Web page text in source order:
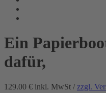
Ein
dafür,
129.00 € inkl. MwSt / zzgl.